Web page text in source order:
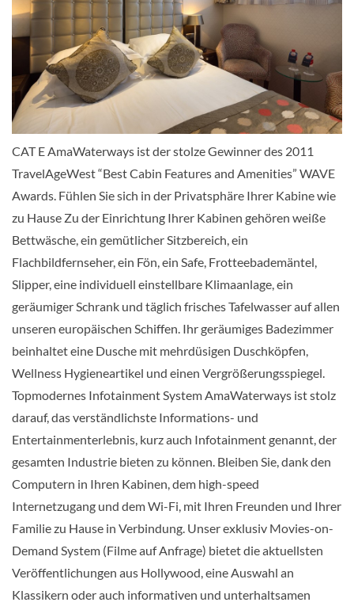
Violin-Deck
Balkonkabine
AUSWÄHLEN
KABINE
ANFRAGEN
Balkonkabine-[AB]
Cello-Deck
Balkonkabine
CHF 6'678.00
AUSWÄHLEN
KABINE
ANFRAGEN
Balkonkabine-[AA]
Violin-Deck
Balkonkabine
CHF 6'847.00
AUSWÄHLEN
KABINE
ANFRAGEN
CAT E AmaWaterways ist der stolze Gewinner des 2011
TravelAgeWest “Best Cabin Features and Amenities” WAVE
Awards. Fühlen Sie sich in der Privatsphäre Ihrer Kabine wie
zu Hause Zu der Einrichtung Ihrer Kabinen gehören weiße
Bettwäsche, ein gemütlicher Sitzbereich, ein
Flachbildfernseher, ein Fön, ein Safe, Frotteebademäntel,
Slipper, eine individuell einstellbare Klimaanlage, ein
geräumiger Schrank und täglich frisches Tafelwasser auf allen
unseren europäischen Schiffen. Ihr geräumiges Badezimmer
beinhaltet eine Dusche mit mehrdüsigen Duschköpfen,
Wellness Hygieneartikel und einen Vergrößerungsspiegel.
Topmodernes Infotainment System AmaWaterways ist stolz
darauf, das verständlichste Informations- und
Entertainmenterlebnis, kurz auch Infotainment genannt, der
gesamten Industrie bieten zu können. Bleiben Sie, dank den
Computern in Ihren Kabinen, dem high-speed
Internetzugang und dem Wi-Fi, mit Ihren Freunden und Ihrer
Familie zu Hause in Verbindung. Unser exklusiv Movies-on-
Demand System (Filme auf Anfrage) bietet die aktuellsten
Veröffentlichungen aus Hollywood, eine Auswahl an
Klassikern oder auch informativen und unterhaltsamen